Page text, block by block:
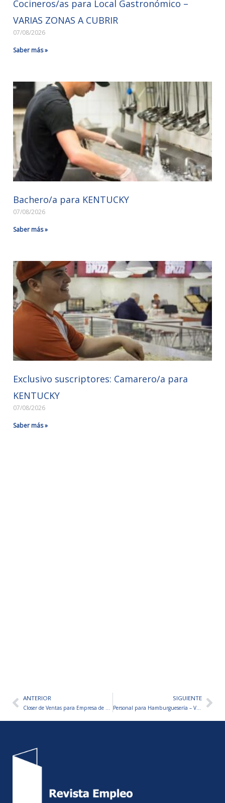
Cocineros/as para Local Gastronómico –
VARIAS ZONAS A CUBRIR
07/08/2026
Saber más »
Bachero/a para KENTUCKY
07/08/2026
Saber más »
Exclusivo suscriptores: Camarero/a para
KENTUCKY
07/08/2026
Saber más »
AntANTERIOR
Closer de Ventas para Empresa de Productos Intangibles
SIGUIENTE
Personal para Hamburguesería – VARIOS PUESTOS A CUBRIR